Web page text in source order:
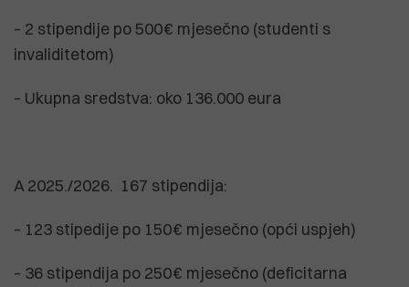
– 2 stipendije po 500 € mjesečno (studenti s
invaliditetom)
– Ukupna sredstva: oko 136.000 eura
A 2025./2026. 167 stipendija:
– 123 stipedije po 150 € mjesečno (opći uspjeh)
– 36 stipendija po 250 € mjesečno (deficitarna